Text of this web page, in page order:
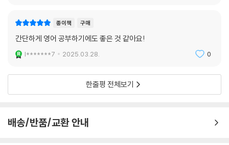
종이책 구매
간단하게 영어 공부하기에도 좋은 것 같아요!
l*******7 2025.03.28. 0
한줄평 전체보기
배송/반품/교환 안내